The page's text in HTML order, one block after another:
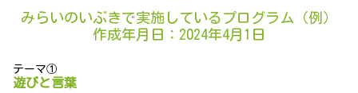
みらいのいぶきで実施しているプログラム（例）
作成年月日：2024年4月1日
テーマ①
遊びと言葉